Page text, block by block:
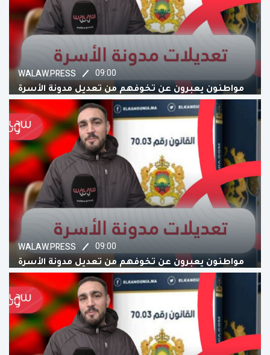
WALAW.PRESS 09:00
مواطنون يعبرون عن تخوفهم من تعديل مدونة الأسرة
WALAW.PRESS 09:00
مواطنون يعبرون عن تخوفهم من تعديل مدونة الأسرة